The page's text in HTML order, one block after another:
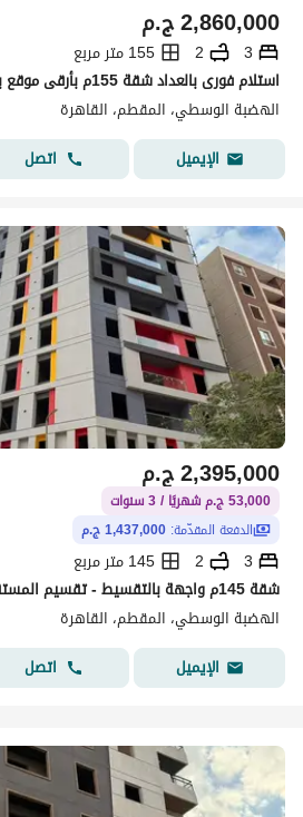
ج.م2,860,000
3
2
155 متر مربع
الهضبة الوسطي، المقطم، القاهرة
الإيميل
اتصل
ج.م2,395,000
53,000 ج.م شهريًا / 3 سنوات
الدفعة المقدّمة: 1,437,000 ج.م
3
2
145 متر مربع
الهضبة الوسطي، المقطم، القاهرة
الإيميل
اتصل